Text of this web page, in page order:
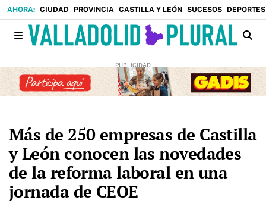
CIUDAD PROVINCIA CASTILLA Y LEÓN SUCESOS DEPORTES
Más de 250 empresas de Castilla
y León conocen las novedades
de la reforma laboral en una
jornada de CEOE